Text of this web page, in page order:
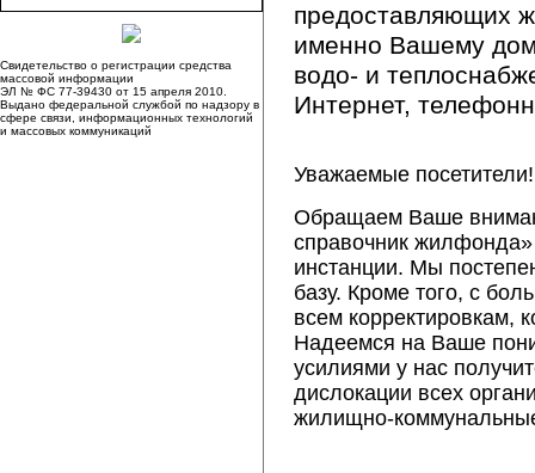
Свидетельство о регистрации средства
массовой информации
ЭЛ № ФС 77-39430 от 15 апреля 2010.
Выдано федеральной службой по надзору в
сфере связи, информационных технологий
и массовых коммуникаций
предоставляющих
именно Вашему
водо- и
Интернет,
Уважаемые посетители!
Обращаем Ваше
справочник
инстанции. Мы
базу. Кроме того, с
всем корректировкам,
Надеемся на Ваше
усилиями у нас
дислокации всех
жилищно-